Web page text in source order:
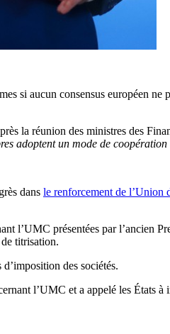
si aucun consensus européen ne
la réunion des ministres des
adoptent un mode de coopération
dans le renforcement de l’Union
l’UMC présentées par l’ancien
titrisation.
des sociétés.
l’UMC et a appelé les États à